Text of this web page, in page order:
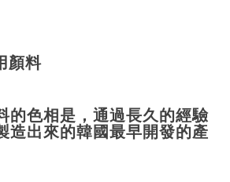
顏料
的色相是，通過長久的經驗
造出來的韓國最早開發的產